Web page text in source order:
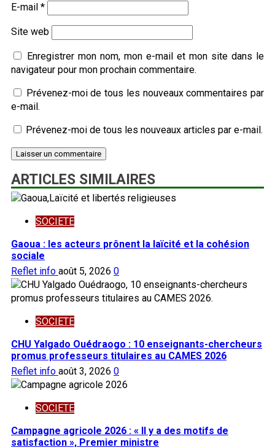
E-mail *
Site web
Enregistrer mon nom, mon e-mail et mon site dans le
navigateur pour mon prochain commentaire.
Prévenez-moi de tous les nouveaux commentaires par
e-mail.
Prévenez-moi de tous les nouveaux articles par e-mail.
ARTICLES SIMILAIRES
SOCIETE
Gaoua : les acteurs prônent la laïcité et la cohésion
sociale
Reflet info août 5, 2026 0
SOCIETE
CHU Yalgado Ouédraogo : 10 enseignants-chercheurs
promus professeurs titulaires au CAMES 2026
Reflet info août 3, 2026 0
SOCIETE
Campagne agricole 2026 : « Il y a des motifs de
satisfaction », Premier ministre